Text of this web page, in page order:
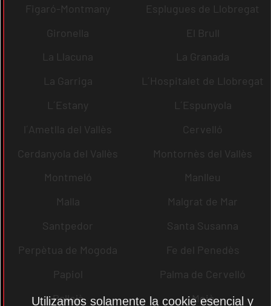
Figaró-Montmany
Esplugues de Llobregat
Gironella
El Brull
La Llacuna
La Granada
La Garriga
L´Hospitalet de Llobregat
L´Estany
L´Espunyola
l´Ametlla del Vallès
Cervelló
Cerdanyola del Vallès
Montornès del Vallès
Montmeló
Manlleu
Malla
Malgrat de Mar
Santpedor
Santa Susanna
Perpètua de Mogoda
Fe del Penedès
Papiol
Palma de Cervelló
Pallejà
Moià
Utilizamos solamente la cookie esencial y